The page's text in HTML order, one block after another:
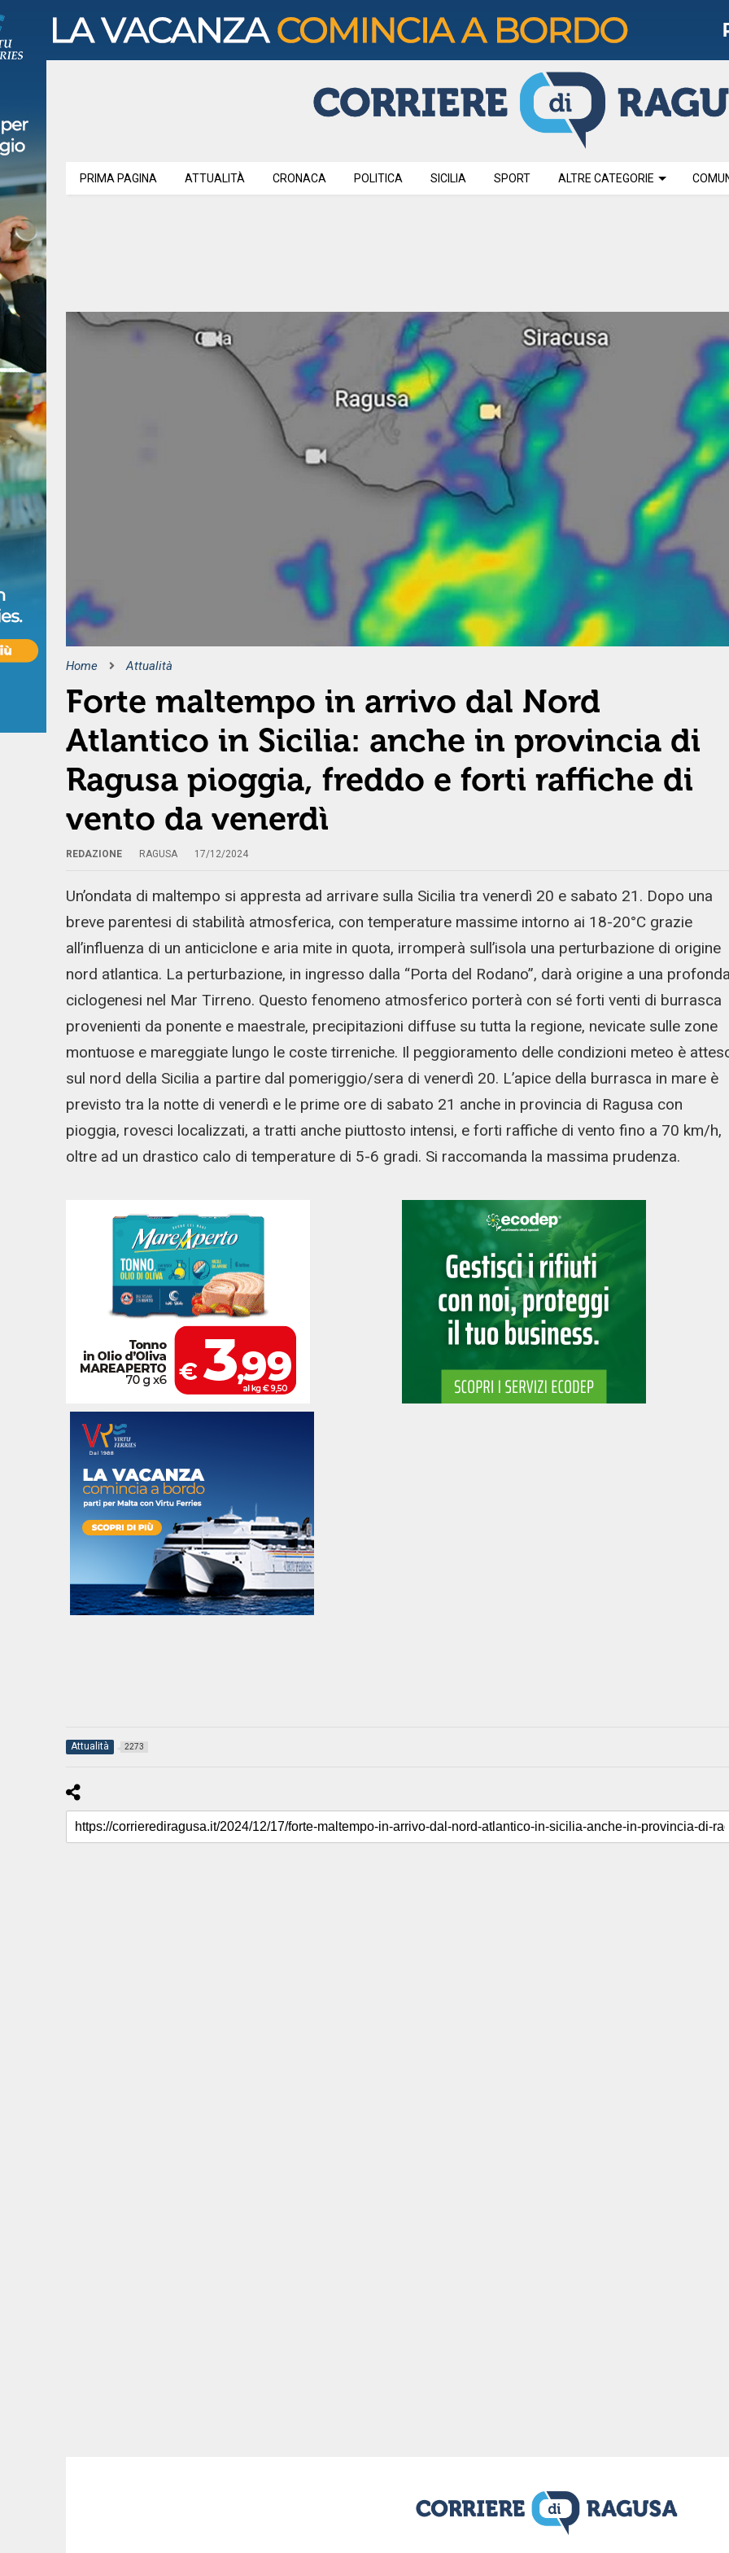
PRIMA PAGINA ATTUALITÀ CRONACA POLITICA SICILIA SPORT ALTRE CATEGORIE
Home Attualità
Forte maltempo in arrivo dal Nord
Atlantico in Sicilia: anche in provincia di
Ragusa pioggia, freddo e forti raffiche di
vento da venerdì
REDAZIONE RAGUSA 17/12/2024
Un’ondata di maltempo si appresta ad arrivare sulla Sicilia tra venerdì 20 e sabato 21. Dopo una
breve parentesi di stabilità atmosferica, con temperature massime intorno ai 18-20°C grazie
all’influenza di un anticiclone e aria mite in quota, irromperà sull’isola una perturbazione di origine
nord atlantica. La perturbazione, in ingresso dalla “Porta del Rodano”, darà origine a una
ciclogenesi nel Mar Tirreno. Questo fenomeno atmosferico porterà con sé forti venti di burrasca
provenienti da ponente e maestrale, precipitazioni diffuse su tutta la regione, nevicate sulle zone
montuose e mareggiate lungo le coste tirreniche. Il peggioramento delle condizioni meteo è
sul nord della Sicilia a partire dal pomeriggio/sera di venerdì 20. L’apice della burrasca in mare è
previsto tra la notte di venerdì e le prime ore di sabato 21 anche in provincia di Ragusa con
pioggia, rovesci localizzati, a tratti anche piuttosto intensi, e forti raffiche di vento fino a 70 km/h,
oltre ad un drastico calo di temperature di 5-6 gradi. Si raccomanda la massima prudenza.
Attualità 2273